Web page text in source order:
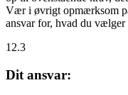
Vær i øvrigt opmærksom
ansvar for, hvad du
12.3
Dit ansvar: